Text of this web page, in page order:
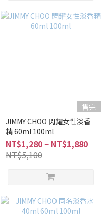
售完
JIMMY CHOO 閃耀女性淡香
精 60ml 100ml
NT$1,280 ~ NT$1,880
NT$5,100